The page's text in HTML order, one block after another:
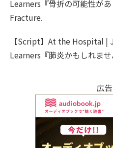
Learners『骨折の可能性が
Fracture.
【Script】At the Hospital |
Learners『肺炎かもしれませ
広